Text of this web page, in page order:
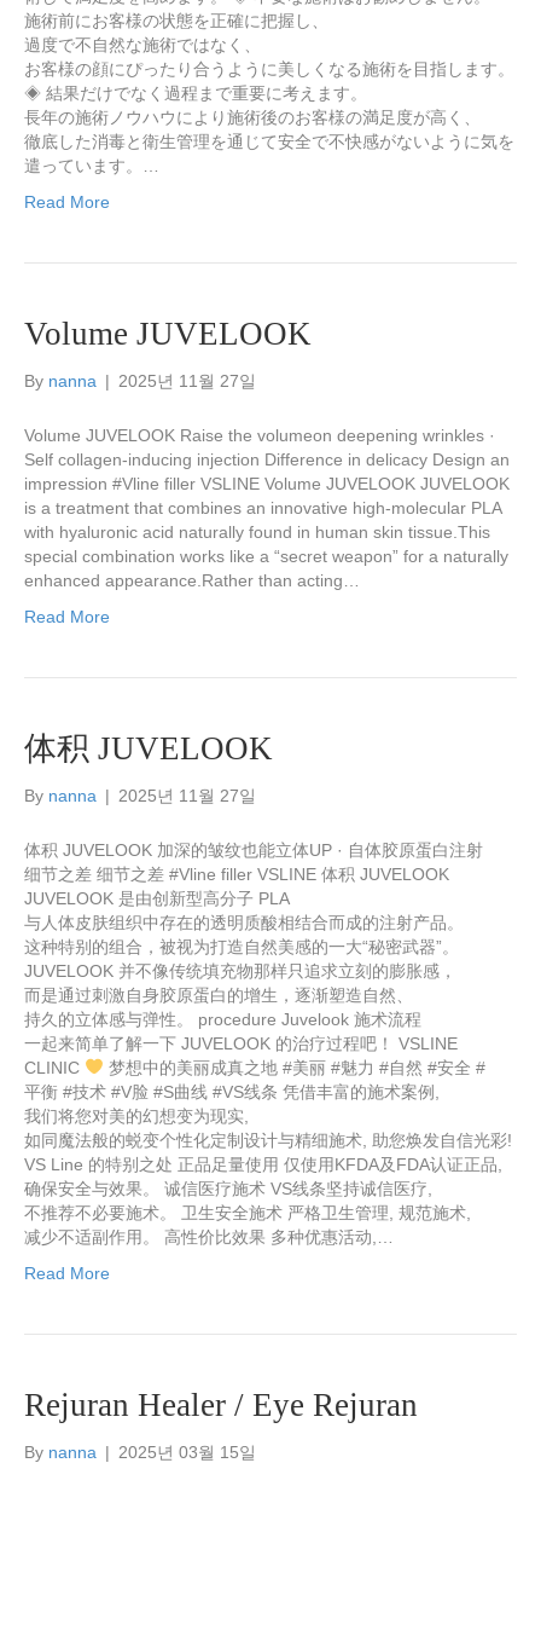
施術前にお客様の状態を正確に把握し、
過度で不自然な施術ではなく、
お客様の顔にぴったり合うように美しくなる施術を目指します。
◈ 結果だけでなく過程まで重要に考えます。
長年の施術ノウハウにより施術後のお客様の満足度が高く、
徹底した消毒と衛生管理を通じて安全で不快感がないように気を
遣っています。…
Read More
Volume JUVELOOK
By nanna | 2025년 11월 27일
Volume JUVELOOK Raise the volumeon deepening wrinkles ·
Self collagen-inducing injection Difference in delicacy Design an
impression #Vline filler VSLINE Volume JUVELOOK JUVELOOK
is a treatment that combines an innovative high-molecular PLA
with hyaluronic acid naturally found in human skin tissue.This
special combination works like a “secret weapon” for a naturally
enhanced appearance.Rather than acting…
Read More
体积 JUVELOOK
By nanna | 2025년 11월 27일
体积 JUVELOOK 加深的皱纹也能立体UP · 自体胶原蛋白注射
细节之差 细节之差 #Vline filler VSLINE 体积 JUVELOOK
JUVELOOK 是由创新型高分子 PLA
与人体皮肤组织中存在的透明质酸相结合而成的注射产品。
这种特别的组合，被视为打造自然美感的一大“秘密武器”。
JUVELOOK 并不像传统填充物那样只追求立刻的膨胀感，
而是通过刺激自身胶原蛋白的增生，逐渐塑造自然、
持久的立体感与弹性。 procedure Juvelook 施术流程
一起来简单了解一下 JUVELOOK 的治疗过程吧！ VSLINE
CLINIC
梦想中的美丽成真之地 #美丽 #魅力 #自然 #安全 #
平衡 #技术 #V脸 #S曲线 #VS线条 凭借丰富的施术案例,
我们将您对美的幻想变为现实,
如同魔法般的蜕变个性化定制设计与精细施术, 助您焕发自信光彩!
VS Line 的特别之处 正品足量使用 仅使用KFDA及FDA认证正品,
确保安全与效果。 诚信医疗施术 VS线条坚持诚信医疗,
不推荐不必要施术。 卫生安全施术 严格卫生管理, 规范施术,
减少不适副作用。 高性价比效果 多种优惠活动,…
Read More
Rejuran Healer / Eye Rejuran
By nanna | 2025년 03월 15일